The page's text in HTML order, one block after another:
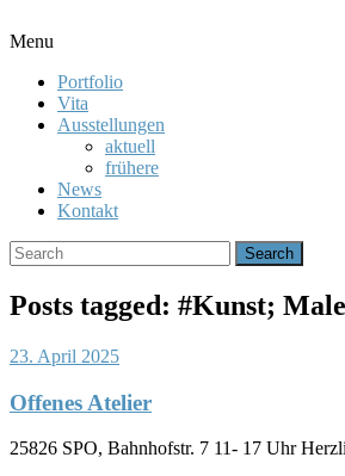
Menu
Menu
Portfolio
Vita
Ausstellungen
aktuell
frühere
News
Kontakt
Search
for:
Posts tagged: #Kunst;
23. April 2025
Offenes Atelier
25826 SPO, Bahnhofstr. 7 11- 17 Uhr